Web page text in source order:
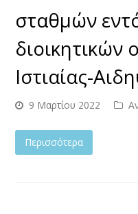
σταθμών
Ιστιαίας-
9 Μαρτίου 2022
Περισσότερα